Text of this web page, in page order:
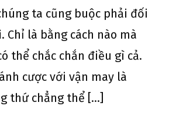
ta cũng buộc phải đối
Chỉ là bằng cách nào mà
thể chắc chắn điều gì cả.
cược với vận may là
thứ chẳng thể […]